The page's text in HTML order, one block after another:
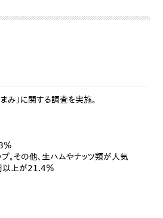
み」に関する調査を実施。
％
プ。その他、生ハムやナッツ類が人気
以上が21.4％